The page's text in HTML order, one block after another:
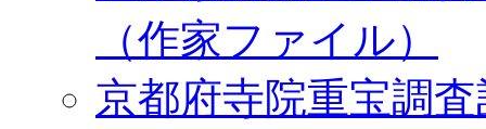
（作家ファイル）
京都府寺院重宝調